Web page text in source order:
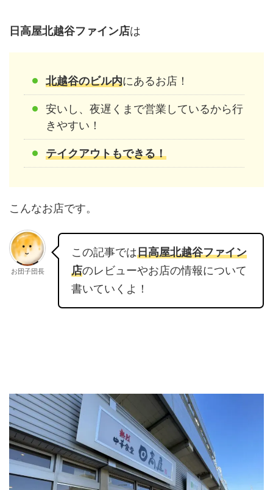
日高屋北越谷ファイン店は
北越谷のビル内にあるお店！
安いし、夜遅くまで営業しているから行
きやすい！
テイクアウトもできる！
こんなお店です。
お団子団長
この記事では日高屋北越谷ファイン
店のレビューやお店の情報について
書いていくよ！